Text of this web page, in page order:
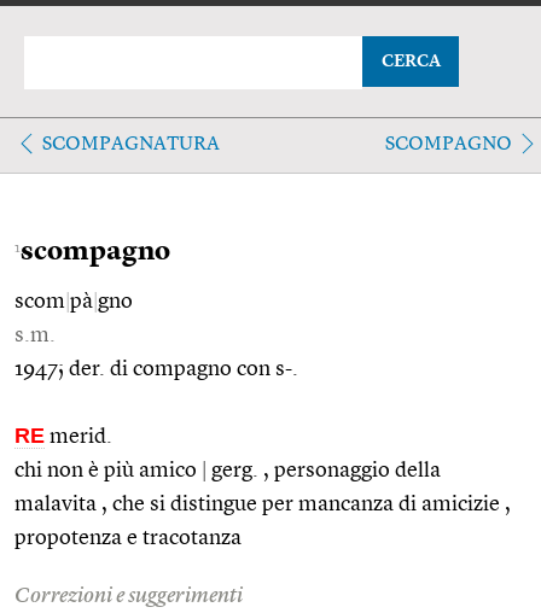
CERCA
SCOMPAGNATURA SCOMPAGNO
1scompagno
scom pà gno
s.m.
1947; der. di compagno con s-.
RE merid.
chi non è più amico
gerg. , personaggio della
malavita , che si distingue per mancanza di amicizie ,
propotenza e tracotanza
Correzioni e suggerimenti